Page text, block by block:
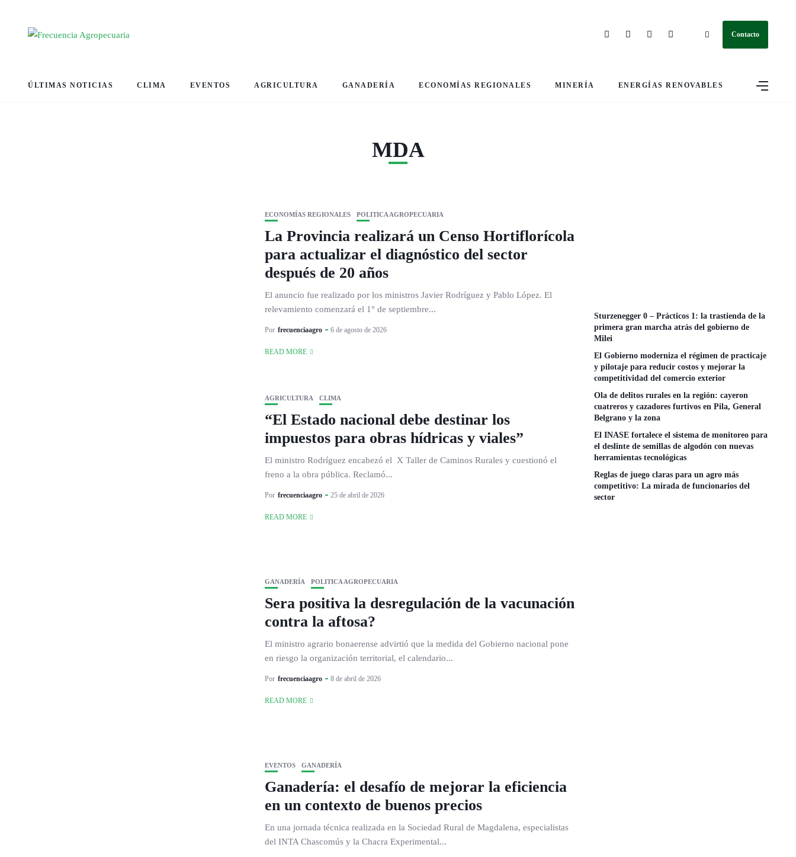
Contacto
ÚLTIMAS NOTICIAS CLIMA EVENTOS AGRICULTURA GANADERÍA ECONOMÍAS REGIONALES MINERÍA ENERGÍAS RENOVABLES
MDA
ECONOMÍAS REGIONALES POLITICA AGROPECUARIA
La Provincia realizará un Censo Hortiflorícola
para actualizar el diagnóstico del sector
después de 20 años
El anuncio fue realizado por los ministros Javier Rodríguez y Pablo López. El
relevamiento comenzará el 1° de septiembre...
Por frecuenciaagro 6 de agosto de 2026
READ MORE
AGRICULTURA CLIMA
“El Estado nacional debe destinar los
impuestos para obras hídricas y viales”
El ministro Rodríguez encabezó el X Taller de Caminos Rurales y cuestionó el
freno a la obra pública. Reclamó...
Por frecuenciaagro 25 de abril de 2026
READ MORE
GANADERÍA POLITICA AGROPECUARIA
Sera positiva la desregulación de la vacunación
contra la aftosa?
El ministro agrario bonaerense advirtió que la medida del Gobierno nacional pone
en riesgo la organización territorial, el calendario...
Por frecuenciaagro 8 de abril de 2026
READ MORE
EVENTOS GANADERÍA
Ganadería: el desafío de mejorar la eficiencia
en un contexto de buenos precios
En una jornada técnica realizada en la Sociedad Rural de Magdalena, especialistas
del INTA Chascomús y la Chacra Experimental...
Sturzenegger 0 – Prácticos 1: la trastienda de la
primera gran marcha atrás del gobierno de
Milei
El Gobierno moderniza el régimen de practicaje
y pilotaje para reducir costos y mejorar la
competitividad del comercio exterior
Ola de delitos rurales en la región: cayeron
cuatreros y cazadores furtivos en Pila, General
Belgrano y la zona
El INASE fortalece el sistema de monitoreo para
el deslinte de semillas de algodón con nuevas
herramientas tecnológicas
Reglas de juego claras para un agro más
competitivo: La mirada de funcionarios del
sector